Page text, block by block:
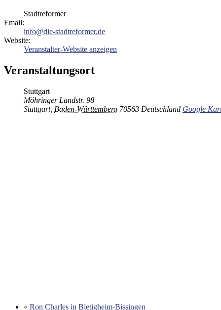
Stadtreformer
Email:
info@die-stadtreformer.de
Website:
Veranstalter-Website anzeigen
Veranstaltungsort
Stuttgart
Möhringer Landstr. 98
Stuttgart, Baden-Württemberg 70563 Deutschland Google
« Ron Charles in Bietigheim-Bissingen